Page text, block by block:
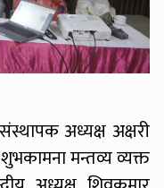
अध्यक्ष अक्षरी
शुभकामना मन्तव्य व्यक्त